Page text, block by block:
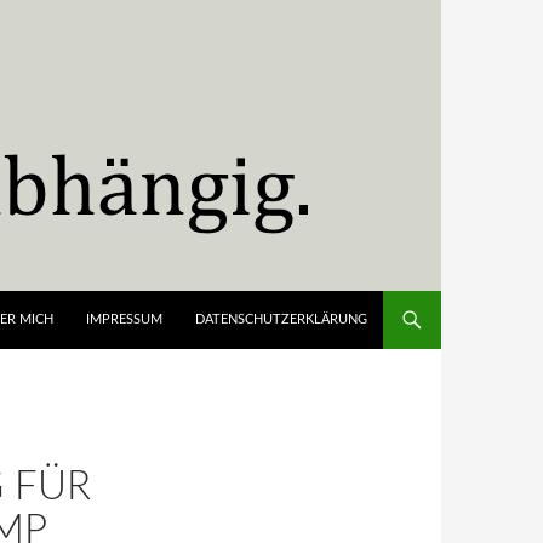
MICH IMPRESSUM DATENSCHUTZERKLÄRUNG
FÜR